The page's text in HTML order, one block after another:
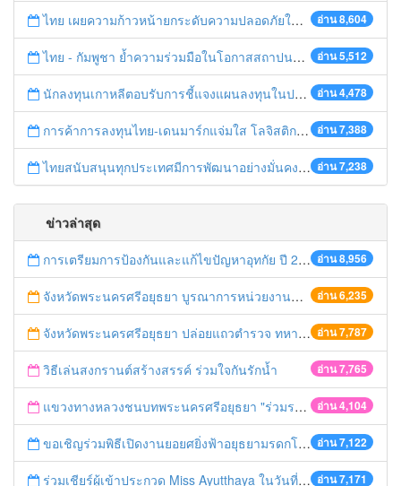
อ่าน 8,604
ไทย เผยความก้าวหน้ายกระดับความปลอดภัยในการทำงานสู่มาตรฐานสากล
อ่าน 5,512
ไทย - กัมพูชา ย้ำความร่วมมือในโอกาสสถาปนาความสัมพันธ์ทางการทูตครบรอบ 65 ปี
อ่าน 4,478
นักลงทุนเกาหลีตอบรับการชี้แจงแผนลงทุนในประเทศไทย
อ่าน 7,388
การค้าการลงทุนไทย-เดนมาร์กแจ่มใส โลจิสติกส์ไทยโดดเด่นในภูมิภาค
อ่าน 7,238
ไทยสนับสนุนทุกประเทศมีการพัฒนาอย่างมั่นคง มั่งคั่ง ยั่งยืน ในการประชุม Boao Forum for Asia
ข่าวล่าสุด
อ่าน 8,956
การเตรียมการป้องกันและแก้ไขปัญหาอุทกัย ปี 2561
อ่าน 6,235
จังหวัดพระนครศรีอยุธยา บูรณาการหน่วยงานที่เกี่ยวข้อง ลงพื้นที่จัดระเบียบและดำเนินมาตรการตามบทลงโทษสูงสุดกับผู้ประกอบการร้านค้าที่ยังฝ่าฝืนตั้งร้านค้ารุกล้ำเขตพื้นที่ทางหลวง เตรียมความปลอดภัยก่อนเทศกาลสงกรานต์
อ่าน 7,787
จังหวัดพระนครศรีอยุธยา ปล่อยแถวตำรวจ ทหาร ฝ่ายปกครอง กว่า 100 นาย ตรวจเข้มท่ารถสาธารณะ สถานีขนส่งรถโดยสาร วินรถตู้ และสถานีรถไฟ เตรียมรับมือเทศกาลสงกรานต์
อ่าน 7,765
วิธีเล่นสงกรานต์สร้างสรรค์ ร่วมใจกันรักน้ำ
อ่าน 4,104
แขวงทางหลวงชนบทพระนครศรีอยุธยา "ร่วมรณรงค์ ขับช้า เปิดไฟหน้า คาดเข็มขัด" เทศกาลสงกรานต์ ปี 2561
อ่าน 7,122
ขอเชิญร่วมพิธีเปิดงานยอยศยิ่งฟ้าอยุธยามรดกโลก
อ่าน 7,171
ร่วมเชียร์ผู้เข้าประกวด Miss Ayutthaya ในวันที่ 15 ธันวาคม 2560